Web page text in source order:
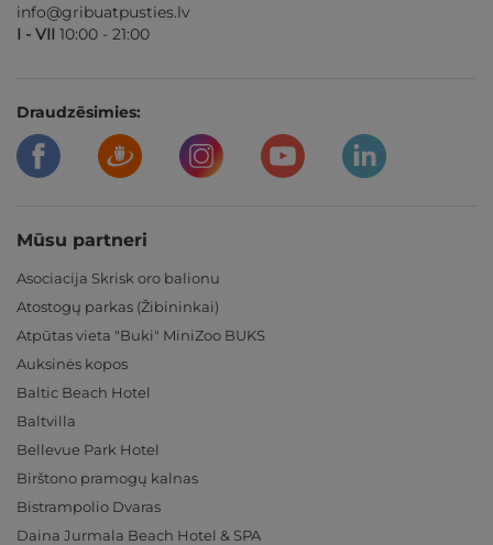
info@gribuatpusties.lv
I - VII 10:00 - 21:00
Draudzēsimies:
Mūsu partneri
Asociacija Skrisk oro balionu
Atostogų parkas (Žibininkai)
Atpūtas vieta "Buki" MiniZoo BUKS
Auksinės kopos
Baltic Beach Hotel
Baltvilla
Bellevue Park Hotel
Birštono pramogų kalnas
Bistrampolio Dvaras
Daina Jurmala Beach Hotel & SPA